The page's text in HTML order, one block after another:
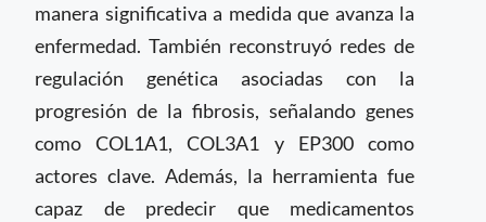
manera significativa a medida que avanza la
enfermedad. También reconstruyó redes de
regulación genética asociadas con la
progresión de la fibrosis, señalando genes
como COL1A1, COL3A1 y EP300 como
actores clave. Además, la herramienta fue
capaz de predecir que medicamentos